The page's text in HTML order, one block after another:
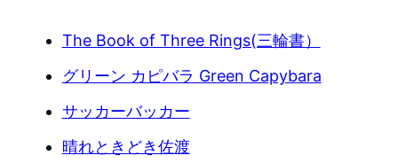
The Book of Three Rings(三輪書）
グリーン カピバラ Green Capybara
サッカーバッカー
晴れときどき佐渡